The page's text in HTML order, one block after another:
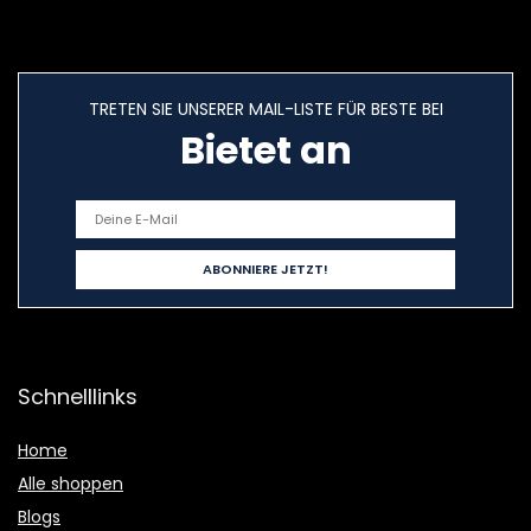
TRETEN SIE UNSERER MAIL-LISTE FÜR BESTE BEI
Bietet an
Schnelllinks
Home
Alle shoppen
Blogs